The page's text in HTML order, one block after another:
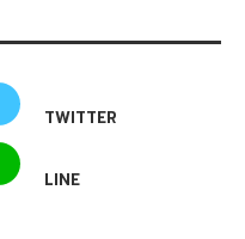
TWITTER
LINE